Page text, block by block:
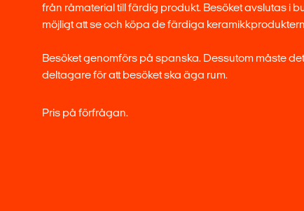
från råmaterial till färdig produkt. Besöket avslutas i
möjligt att se och köpa de färdiga
Besöket genomförs på spanska. Dessutom måste
deltagare för att besöket ska äga rum.
Pris på förfrågan.